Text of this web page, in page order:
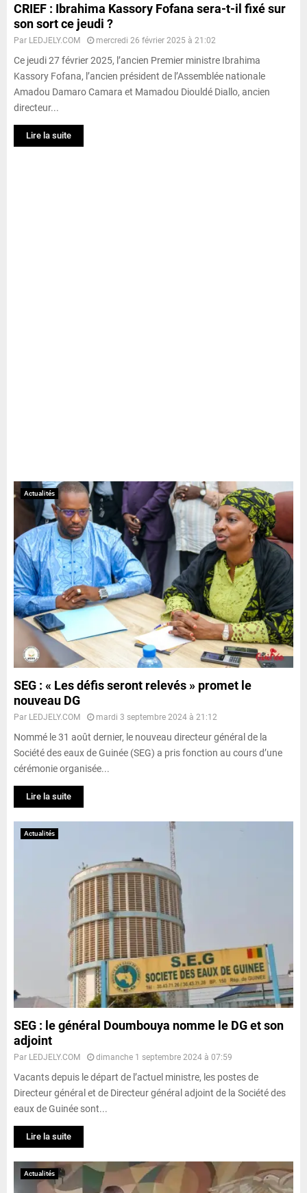
CRIEF : Ibrahima Kassory Fofana sera-t-il fixé sur
son sort ce jeudi ?
Par LEDJELY.COM mercredi 26 février 2025 à 21:02
Ce jeudi 27 février 2025, l’ancien Premier ministre Ibrahima
Kassory Fofana, l’ancien président de l’Assemblée nationale
Amadou Damaro Camara et Mamadou Diouldé Diallo, ancien
directeur...
Lire la suite
Actualités
SEG : « Les défis seront relevés » promet le
nouveau DG
Par LEDJELY.COM mardi 3 septembre 2024 à 21:12
Nommé le 31 août dernier, le nouveau directeur général de la
Société des eaux de Guinée (SEG) a pris fonction au cours d’une
cérémonie organisée...
Lire la suite
Actualités
SEG : le général Doumbouya nomme le DG et son
adjoint
Par LEDJELY.COM dimanche 1 septembre 2024 à 07:59
Vacants depuis le départ de l’actuel ministre, les postes de
Directeur général et de Directeur général adjoint de la Société des
eaux de Guinée sont...
Lire la suite
Actualités